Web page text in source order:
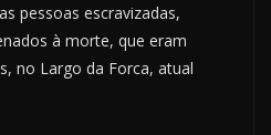
pessoas escravizadas,
à morte, que eram
no Largo da Forca, atual